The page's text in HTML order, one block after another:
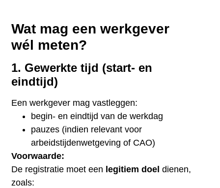
Wat mag een werkgever
wél meten?
1. Gewerkte tijd (start- en
eindtijd)
Een werkgever mag vastleggen:
begin- en eindtijd van de werkdag
pauzes (indien relevant voor
arbeidstijdenwetgeving of CAO)
Voorwaarde:
De registratie moet een legitiem doel dienen,
zoals: